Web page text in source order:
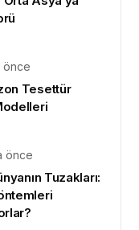
önce
Tesettür
önce
Tuzakları: